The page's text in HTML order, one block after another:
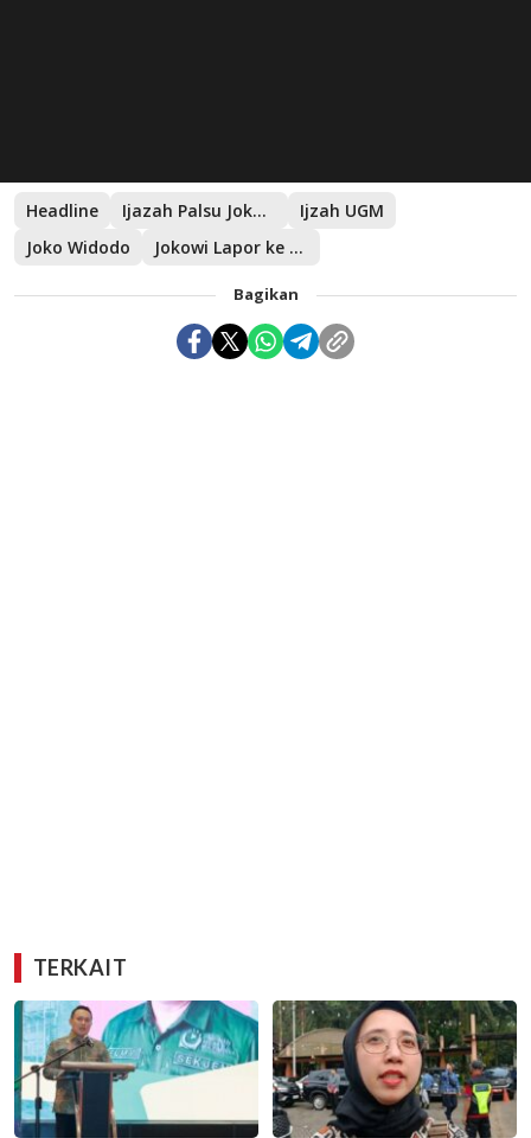
Headline Ijazah Palsu Jokowi
Ijzah UGM
Joko Widodo
Jokowi Lapor ke Polda Metro Jaya
Bagikan
TERKAIT